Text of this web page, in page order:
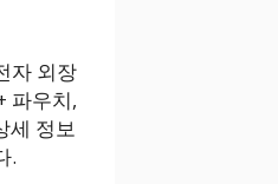
자 외장
파우치,
세 정보
.